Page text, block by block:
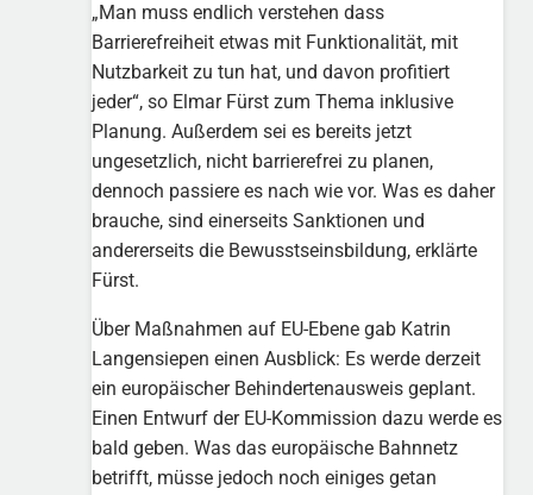
„Man muss endlich verstehen dass
Barrierefreiheit etwas mit Funktionalität, mit
Nutzbarkeit zu tun hat, und davon profitiert
jeder“, so Elmar Fürst zum Thema inklusive
Planung. Außerdem sei es bereits jetzt
ungesetzlich, nicht barrierefrei zu planen,
dennoch passiere es nach wie vor. Was es daher
brauche, sind einerseits Sanktionen und
andererseits die Bewusstseinsbildung, erklärte
Fürst.
Über Maßnahmen auf EU-Ebene gab Katrin
Langensiepen einen Ausblick: Es werde derzeit
ein europäischer Behindertenausweis geplant.
Einen Entwurf der EU-Kommission dazu werde es
bald geben. Was das europäische Bahnnetz
betrifft, müsse jedoch noch einiges getan